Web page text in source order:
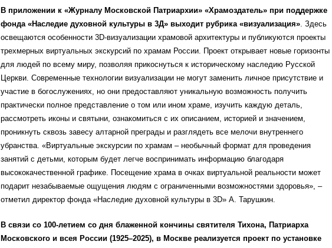
В приложении к «Журналу Московской Патриархии» «Храмоздатель» при поддержке
фонда «Наследие духовной культуры в 3Д» выходит рубрика «визуализация». Здесь
освещаются особенности 3D-визуализации храмовой архитектуры и публикуются проекты
трехмерных виртуальных экскурсий по храмам России. Проект открывает новые горизонты
для людей по всему миру, позволяя прикоснуться к историческому наследию Русской
Церкви. Современные технологии визуализации не могут заменить личное присутствие и
участие в богослужениях, но они предоставляют уникальную возможность получить
практически полное представление о том или ином храме, изучить каждую деталь,
рассмотреть иконы и святыни, ознакомиться с их описанием, историей и значением,
проникнуть сквозь завесу алтарной преграды и разглядеть все мелочи внутреннего
убранства. «Виртуальные экскурсии по храмам – необычный формат для проведения
занятий с детьми, которым будет легче воспринимать информацию благодаря
высококачественной графике. Посещение храма в очках виртуальной реальности может
подарит незабываемые ощущения людям с ограниченными возможностями здоровья», –
отметил директор фонда «Наследие духовной культуры в 3D» А. Тарушкин.
В связи со 100-летием со дня блаженной кончины святителя Тихона, Патриарха
Московского и всея России (1925–2025), в Москве реализуется проект по установке